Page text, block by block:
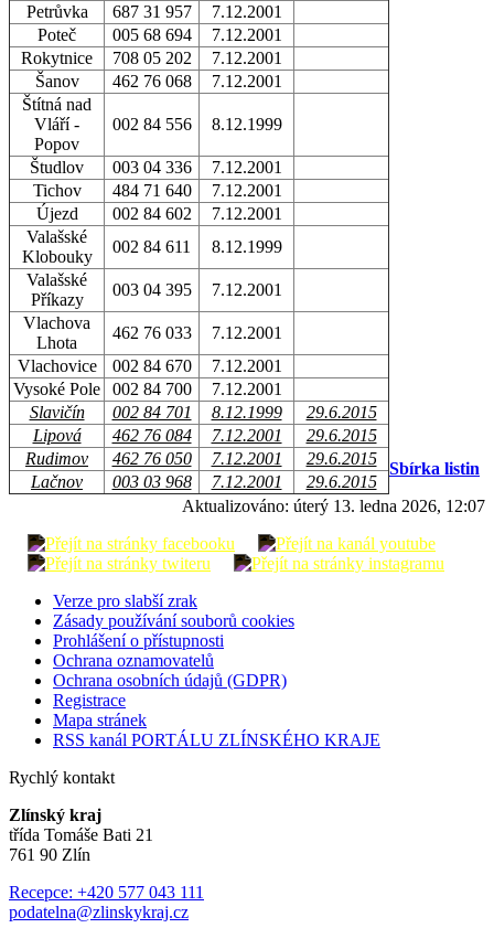
Petrůvka
687 31 957
7.12.2001
Poteč
005 68 694
7.12.2001
Rokytnice
708 05 202
7.12.2001
Šanov
462 76 068
7.12.2001
Štítná nad
Vláří -
Popov
002 84 556 8.12.1999
Študlov 003 04 336
7.12.2001
Tichov
484 71 640
7.12.2001
Újezd
002 84 602
7.12.2001
Valašské
Klobouky
002 84 611
8.12.1999
Valašské
Příkazy
003 04 395
7.12.2001
Vlachova
Lhota
462 76 033
7.12.2001
Vlachovice
002 84 670
7.12.2001
Vysoké Pole
002 84 700
7.12.2001
Slavičín
002 84 701 8.12.1999
29.6.2015
Lipová
462 76 084 7.12.2001
29.6.2015
Rudimov
462 76 050 7.12.2001
29.6.2015
Lačnov
003 03 968 7.12.2001 29.6.2015
Sbírka listin
Aktualizováno: úterý 13. ledna 2026, 12:07
Verze pro slabší zrak
Zásady používání souborů cookies
Prohlášení o přístupnosti
Ochrana oznamovatelů
Ochrana osobních údajů (GDPR)
Registrace
Mapa stránek
RSS kanál PORTÁLU ZLÍNSKÉHO KRAJE
Rychlý kontakt
Zlínský kraj
třída Tomáše Bati 21
761 90 Zlín
Recepce: +420 577 043 111
podatelna@zlinskykraj.cz